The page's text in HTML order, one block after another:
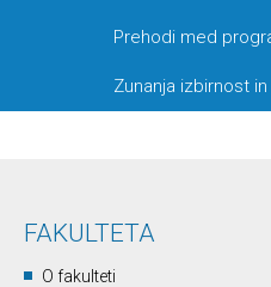
Prehodi med
Zunanja izbirnost
FAKULTETA
O fakulteti